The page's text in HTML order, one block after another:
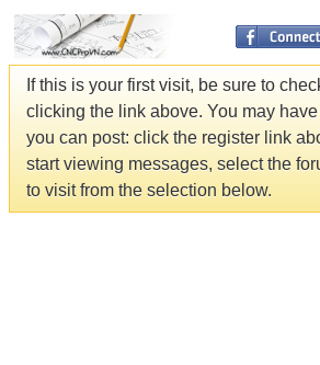
If this is your first visit, be sure to
clicking the link above. You may
you can post: click the register link
start viewing messages, select the
to visit from the selection below.